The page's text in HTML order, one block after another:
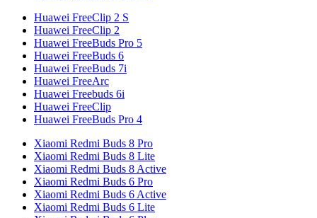
Huawei FreeClip 2 S
Huawei FreeClip 2
Huawei FreeBuds Pro 5
Huawei FreeBuds 6
Huawei FreeBuds 7i
Huawei FreeArc
Huawei Freebuds 6i
Huawei FreeClip
Huawei FreeBuds Pro 4
Xiaomi Redmi Buds 8 Pro
Xiaomi Redmi Buds 8 Lite
Xiaomi Redmi Buds 8 Active
Xiaomi Redmi Buds 6 Pro
Xiaomi Redmi Buds 6 Active
Xiaomi Redmi Buds 6 Lite